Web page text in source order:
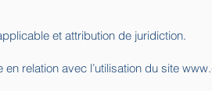
et attribution de juridiction.
en relation avec l’utilisation du site